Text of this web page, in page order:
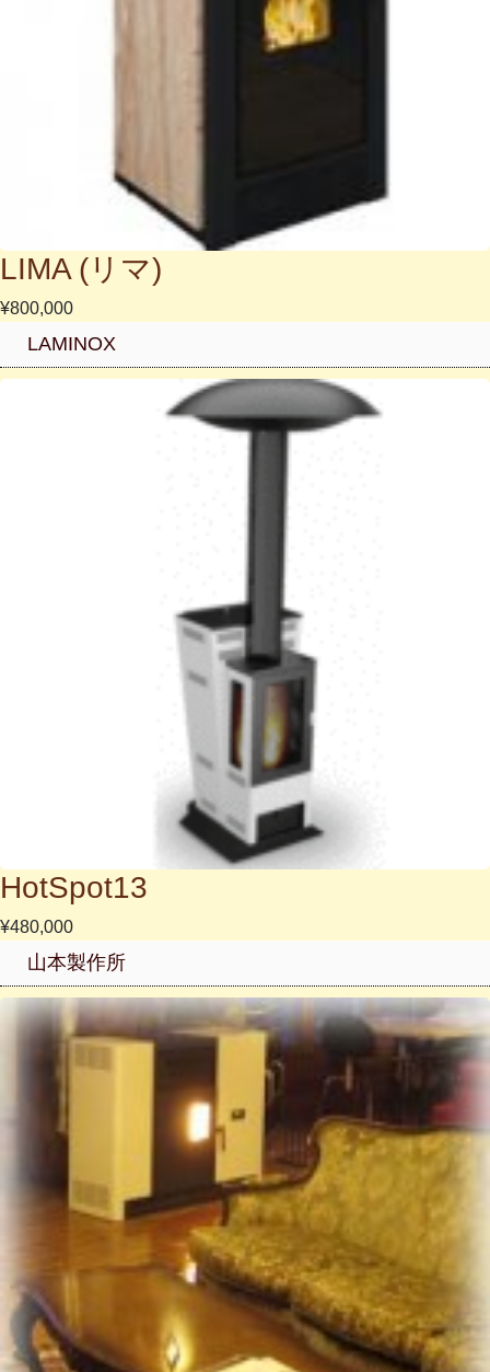
LIMA (リマ)
¥800,000
LAMINOX
HotSpot13
¥480,000
山本製作所